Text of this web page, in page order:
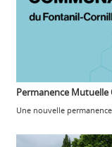
Permanence Mutuelle
Une nouvelle